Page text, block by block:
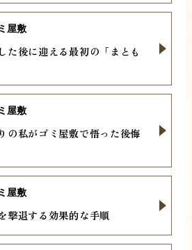
た後に迎える最初の「まとも
屋敷
の私がゴミ屋敷で悟った後悔
屋敷
撃退する効果的な手順
屋敷